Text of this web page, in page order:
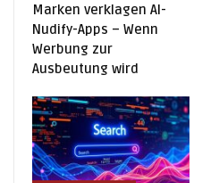
Marken verklagen AI-
Nudify-Apps – Wenn
Werbung zur
Ausbeutung wird